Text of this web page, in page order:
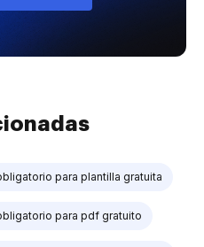
para plantilla gratuita
para pdf gratuito